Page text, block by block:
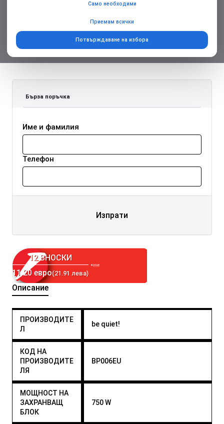
Персонализирани оферти и ремаркетинг чрез партньорски платформи
Само необходими
Приемам всички
Потвърждаване на избора
Добави в желани Добави за сравняване
Бърза поръчка
Име и фамилия
Телефон
Изпрати
12 ВНОСКИ
11.20 евро(21.91 лева)
Описание
ПРОИЗВОДИТЕ
Л
be quiet!
КОД НА
ПРОИЗВОДИТЕ
ЛЯ
BP006EU
МОЩНОСТ НА
ЗАХРАНВАЩ
БЛОК
750 W